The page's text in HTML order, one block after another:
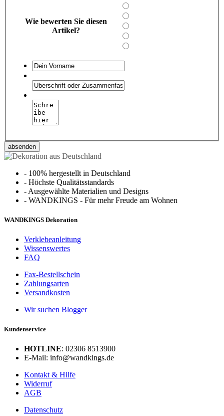
Wie bewerten Sie diesen
Artikel?
absenden
- 100% hergestellt in Deutschland
- Höchste Qualitätsstandards
- Ausgewählte Materialien und Designs
- WANDKINGS - Für mehr Freude am Wohnen
WANDKINGS Dekoration
Verklebeanleitung
Wissenswertes
FAQ
Fax-Bestellschein
Zahlungsarten
Versandkosten
Wir suchen Blogger
Kundenservice
HOTLINE: 02306 8513900
E-Mail: info@wandkings.de
Kontakt & Hilfe
Widerruf
AGB
Datenschutz